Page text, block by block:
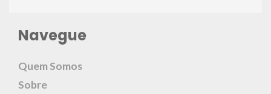
Navegue
Quem Somos
Sobre